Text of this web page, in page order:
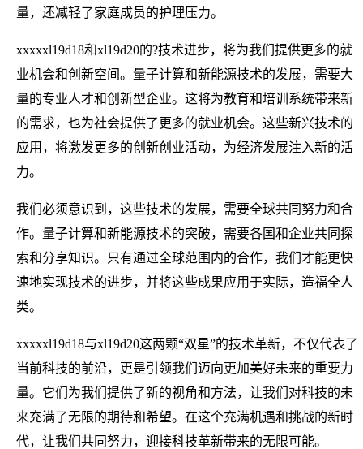
量，还减轻了家庭成员的护理压力。
xxxxxl19d18和xl19d20的?技术进步，将为我们提供更多的就
业机会和创新空间。量子计算和新能源技术的发展，需要大
量的专业人才和创新型企业。这将为教育和培训系统带来新
的需求，也为社会提供了更多的就业机会。这些新兴技术的
应用，将激发更多的创新创业活动，为经济发展注入新的活
力。
我们必须意识到，这些技术的发展，需要全球共同努力和合
作。量子计算和新能源技术的突破，需要各国和企业共同探
索和分享知识。只有通过全球范围内的合作，我们才能更快
速地实现技术的进步，并将这些成果应用于实际，造福全人
类。
xxxxxl19d18与xl19d20这两颗“双星”的技术革新，不仅代表了
当前科技的前沿，更是引领我们迈向更加美好未来的重要力
量。它们为我们提供了新的视角和方法，让我们对科技的未
来充满了无限的期待和希望。在这个充满机遇和挑战的新时
代，让我们共同努力，迎接科技革新带来的无限可能。